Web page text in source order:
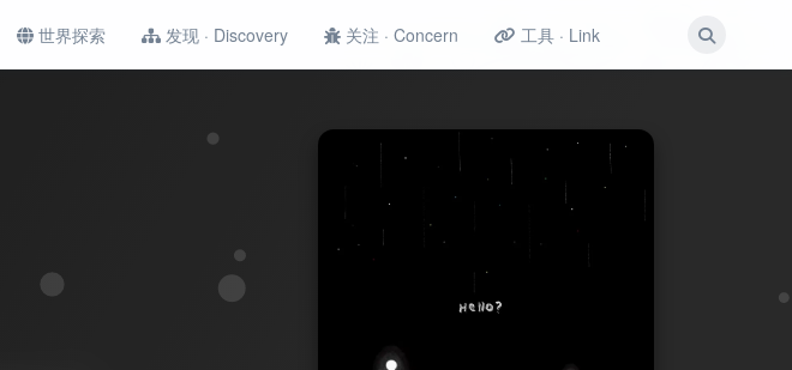
世界探索 发现 · Discovery 关注 · Concern 工具 · Link